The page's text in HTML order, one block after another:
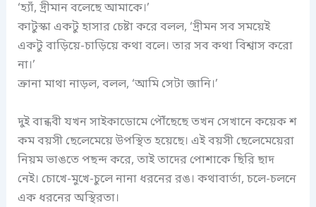
‘হ্যাঁ, দ্রীমান বলেছে আমাকে।’
কাটুস্কা একটু হাসার চেষ্টা করে বলল, ‘দ্রীমন সব সময়েই
একটু বাড়িয়ে-চাড়িয়ে কথা বলে। তার সব কথা বিশ্বাস করো
না।’
ক্রানা মাথা নাড়ল, বলল, ‘আমি সেটা জানি।’
দুই বান্ধবী যখন সাইকাডোমে পৌঁছেছে তখন সেখানে কয়েক শ
কম বয়সী ছেলেমেয়ে উপস্থিত হয়েছে। এই বয়সী ছেলেমেয়েরা
নিয়ম ভাঙতে পছন্দ করে, তাই তাদের পোশাকে ছিরি ছাদ
নেই। চোখে-মুখে-চুলে নানা ধরনের রঙ। কথাবার্তা, চলে-চলনে
এক ধরনের অস্থিরতা।